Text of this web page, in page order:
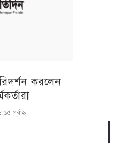
করলেন
পূর্বাহ্ণ